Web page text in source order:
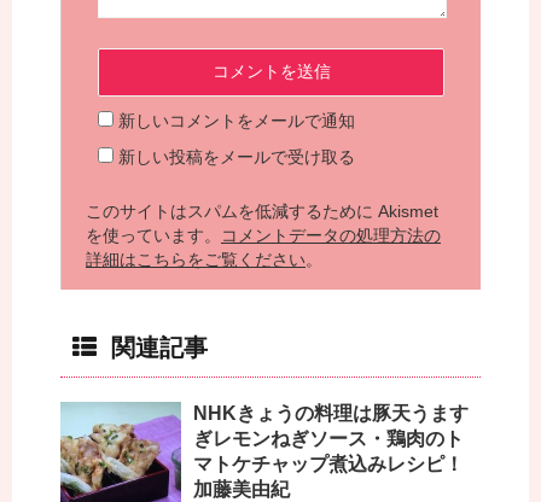
新しいコメントをメールで通知
新しい投稿をメールで受け取る
このサイトはスパムを低減するために Akismet
を使っています。
コメントデータの処理方法の
詳細はこちらをご覧ください。
関連記事
NHKきょうの料理は豚天うます
ぎレモンねぎソース・鶏肉のト
マトケチャップ煮込みレシピ！
加藤美由紀